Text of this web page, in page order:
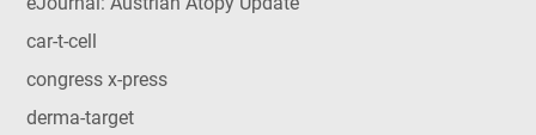
car-t-cell
congress x-press
derma-target